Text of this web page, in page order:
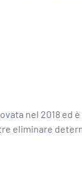
nel 2018
eliminare